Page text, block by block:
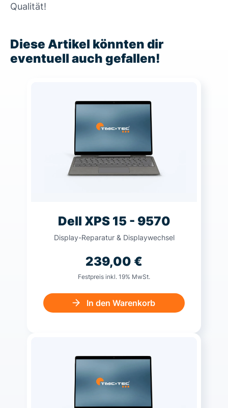
Qualität!
Diese Artikel könnten dir
eventuell auch gefallen!
Dell XPS 15 - 9570
Display-Reparatur & Displaywechsel
239,00 €
Festpreis inkl. 19% MwSt.
In den Warenkorb